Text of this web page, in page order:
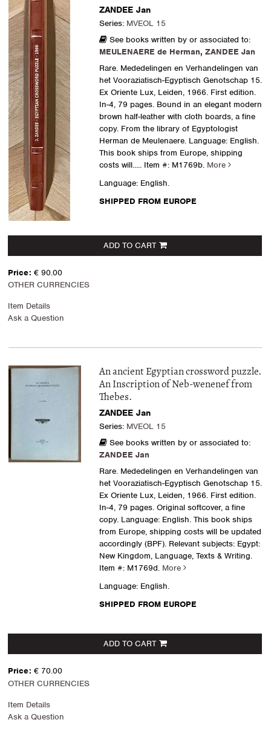
ZANDEE Jan
Series: MVEOL 15
See books written by or associated to:
MEULENAERE de Herman, ZANDEE Jan
Rare. Mededelingen en Verhandelingen van
het Vooraziatisch-Egyptisch Genotschap 15.
Ex Oriente Lux, Leiden, 1966. First edition.
In-4, 79 pages. Bound in an elegant modern
brown half-leather with cloth boards, a fine
copy. From the library of Egyptologist
Herman de Meulenaere. Language: English.
This book ships from Europe, shipping
costs will..... Item #: M1769b. More
Language: English.
SHIPPED FROM EUROPE
ADD TO CART
Price: € 90.00
OTHER CURRENCIES
Item Details
Ask a Question
An ancient Egyptian crossword puzzle.
An Inscription of Neb-wenenef from
Thebes.
ZANDEE Jan
Series: MVEOL 15
See books written by or associated to:
ZANDEE Jan
Rare. Mededelingen en Verhandelingen van
het Vooraziatisch-Egyptisch Genotschap 15.
Ex Oriente Lux, Leiden, 1966. First edition.
In-4, 79 pages. Original softcover, a fine
copy. Language: English. This book ships
from Europe, shipping costs will be updated
accordingly (BPF). Relevant subjects: Egypt:
New Kingdom, Language, Texts & Writing.
Item #: M1769d. More
Language: English.
SHIPPED FROM EUROPE
ADD TO CART
Price: € 70.00
OTHER CURRENCIES
Item Details
Ask a Question